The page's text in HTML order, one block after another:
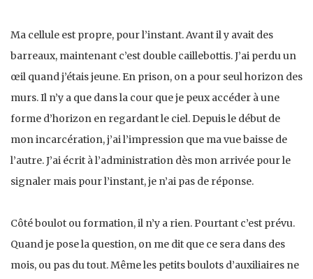
Ma cellule est propre, pour l’instant. Avant il y avait des
barreaux, maintenant c’est double caillebottis. J’ai perdu un
œil quand j’étais jeune. En prison, on a pour seul horizon des
murs. Il n’y a que dans la cour que je peux accéder à une
forme d’horizon en regardant le ciel. Depuis le début de
mon incarcération, j’ai l’impression que ma vue baisse de
l’autre. J’ai écrit à l’administration dès mon arrivée pour le
signaler mais pour l’instant, je n’ai pas de réponse.
Côté boulot ou formation, il n’y a rien. Pourtant c’est prévu.
Quand je pose la question, on me dit que ce sera dans des
mois, ou pas du tout. Même les petits boulots d’auxiliaires ne